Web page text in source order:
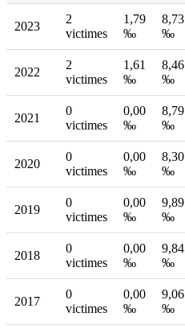
2023
2
victimes
1,79
‰
8,73
‰
2022
2
victimes
1,61
‰
8,46
‰
2021
0
victimes
0,00
‰
8,79
‰
2020
0
victimes
0,00
‰
8,30
‰
2019
0
victimes
0,00
‰
9,89
‰
2018
0
victimes
0,00
‰
9,84
‰
2017
0
victimes
0,00
‰
9,06
‰